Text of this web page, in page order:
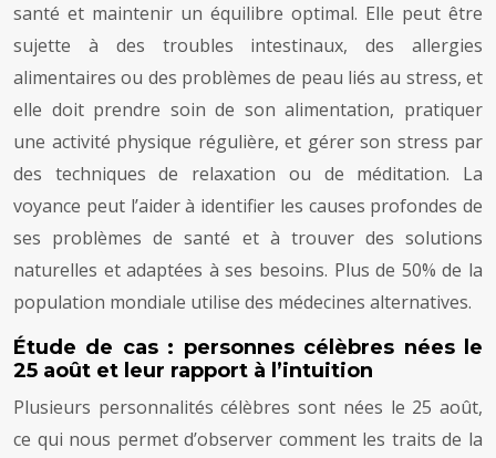
santé et maintenir un équilibre optimal. Elle peut être
sujette à des troubles intestinaux, des allergies
alimentaires ou des problèmes de peau liés au stress, et
elle doit prendre soin de son alimentation, pratiquer
une activité physique régulière, et gérer son stress par
des techniques de relaxation ou de méditation. La
voyance peut l’aider à identifier les causes profondes de
ses problèmes de santé et à trouver des solutions
naturelles et adaptées à ses besoins. Plus de 50% de la
population mondiale utilise des médecines alternatives.
Étude de cas : personnes célèbres nées le
25 août et leur rapport à l’intuition
Plusieurs personnalités célèbres sont nées le 25 août,
ce qui nous permet d’observer comment les traits de la